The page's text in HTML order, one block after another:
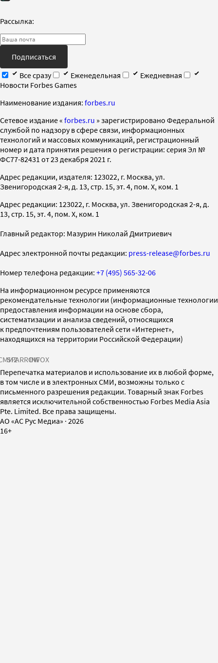
Рассылка:
Подписаться
Все сразу
Еженедельная
Ежедневная
Новости Forbes Games
Наименование издания: forbes.ru
Cетевое издание « forbes.ru » зарегистрировано Федеральной
службой по надзору в сфере связи, информационных
технологий и массовых коммуникаций, регистрационный
номер и дата принятия решения о регистрации: серия Эл №
ФС77-82431 от 23 декабря 2021 г.
Адрес редакции, издателя: 123022, г. Москва, ул.
Звенигородская 2-я, д. 13, стр. 15, эт. 4, пом. X, ком. 1
Адрес редакции: 123022, г. Москва, ул. Звенигородская 2-я, д.
13, стр. 15, эт. 4, пом. X, ком. 1
Главный редактор: Мазурин Николай Дмитриевич
Адрес электронной почты редакции: press-release@forbes.ru
Номер телефона редакции: +7 (495) 565-32-06
На информационном ресурсе применяются
рекомендательные технологии (информационные технологии
предоставления информации на основе сбора,
систематизации и анализа сведений, относящихся
к предпочтениям пользователей сети «Интернет»,
находящихся на территории Российской Федерации)
SPARROWINFOX
Перепечатка материалов и использование их в любой форме,
в том числе и в электронных СМИ, возможны только с
письменного разрешения редакции. Товарный знак Forbes
является исключительной собственностью Forbes Media Asia
Pte. Limited. Все права защищены.
AO «АС Рус Медиа» · 2026
16+